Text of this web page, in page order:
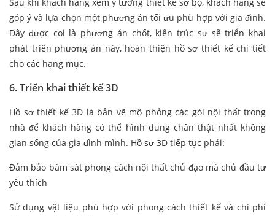
góp ý và lựa chọn một phương án tối ưu phù hợp với gia đình.
Đây được coi là phương án chốt, kiến trúc sư sẽ triển khai
phát triển phương án này, hoàn thiện hồ sơ thiết kế chi tiết
cho các hạng mục.
6. Triển khai thiết kế 3D
Hồ sơ thiết kế 3D là bản vẽ mô phỏng các gói nội thất trong
nhà để khách hàng có thể hình dung chân thật nhất không
gian sống của gia đình mình. Hồ sơ 3D tiếp tục phải:
Đảm bảo bám sát phong cách nội thất chủ đạo mà chủ đầu tư
yêu thích
Sử dụng vật liệu phù hợp với phong cách thiết kế và chi phí